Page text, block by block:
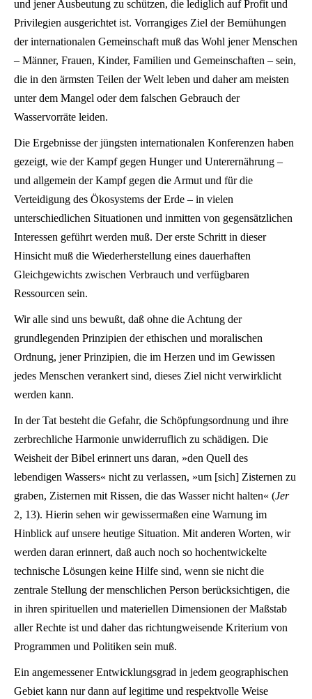
und jener Ausbeutung zu schützen, die lediglich auf Profit und
Privilegien ausgerichtet ist. Vorrangiges Ziel der Bemühungen
der internationalen Gemeinschaft muß das Wohl jener Menschen
– Männer, Frauen, Kinder, Familien und Gemeinschaften – sein,
die in den ärmsten Teilen der Welt leben und daher am meisten
unter dem Mangel oder dem falschen Gebrauch der
Wasservorräte leiden.
Die Ergebnisse der jüngsten internationalen Konferenzen haben
gezeigt, wie der Kampf gegen Hunger und Unterernährung –
und allgemein der Kampf gegen die Armut und für die
Verteidigung des Ökosystems der Erde – in vielen
unterschiedlichen Situationen und inmitten von gegensätzlichen
Interessen geführt werden muß. Der erste Schritt in dieser
Hinsicht muß die Wiederherstellung eines dauerhaften
Gleichgewichts zwischen Verbrauch und verfügbaren
Ressourcen sein.
Wir alle sind uns bewußt, daß ohne die Achtung der
grundlegenden Prinzipien der ethischen und moralischen
Ordnung, jener Prinzipien, die im Herzen und im Gewissen
jedes Menschen verankert sind, dieses Ziel nicht verwirklicht
werden kann.
In der Tat besteht die Gefahr, die Schöpfungsordnung und ihre
zerbrechliche Harmonie unwiderruflich zu schädigen. Die
Weisheit der Bibel erinnert uns daran, »den Quell des
lebendigen Wassers« nicht zu verlassen, »um [sich] Zisternen zu
graben, Zisternen mit Rissen, die das Wasser nicht halten« (Jer
2, 13). Hierin sehen wir gewissermaßen eine Warnung im
Hinblick auf unsere heutige Situation. Mit anderen Worten, wir
werden daran erinnert, daß auch noch so hochentwickelte
technische Lösungen keine Hilfe sind, wenn sie nicht die
zentrale Stellung der menschlichen Person berücksichtigen, die
in ihren spirituellen und materiellen Dimensionen der Maßstab
aller Rechte ist und daher das richtungweisende Kriterium von
Programmen und Politiken sein muß.
Ein angemessener Entwicklungsgrad in jedem geographischen
Gebiet kann nur dann auf legitime und respektvolle Weise